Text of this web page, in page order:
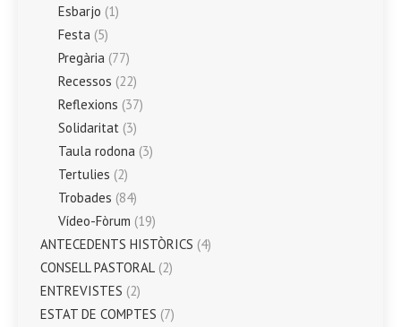
Esbarjo (1)
Festa (5)
Pregària (77)
Recessos (22)
Reflexions (37)
Solidaritat (3)
Taula rodona (3)
Tertulies (2)
Trobades (84)
Vídeo-Fòrum (19)
ANTECEDENTS HISTÒRICS (4)
CONSELL PASTORAL (2)
ENTREVISTES (2)
ESTAT DE COMPTES (7)